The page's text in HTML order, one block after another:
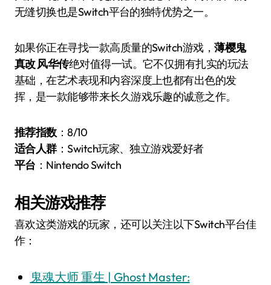
无缝切换也是Switch平台的独特优势之一。
如果你正在寻找一款高质量的Switch游戏，薄樱鬼
真改 风华传绝对值得一试。它不仅拥有扎实的玩法
基础，在艺术表现和内容深度上也都有出色的发
挥，是一款能够带来长久游戏乐趣的诚意之作。
推荐指数：8/10
适合人群：Switch玩家、独立游戏爱好者
平台 ：Nintendo Switch
相关游戏推荐
喜欢这类游戏的玩家，还可以关注以下Switch平台佳
作：
鬼魂大师 重生 | Ghost Master: